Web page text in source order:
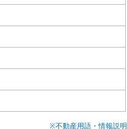
※不動産用語・情報説明